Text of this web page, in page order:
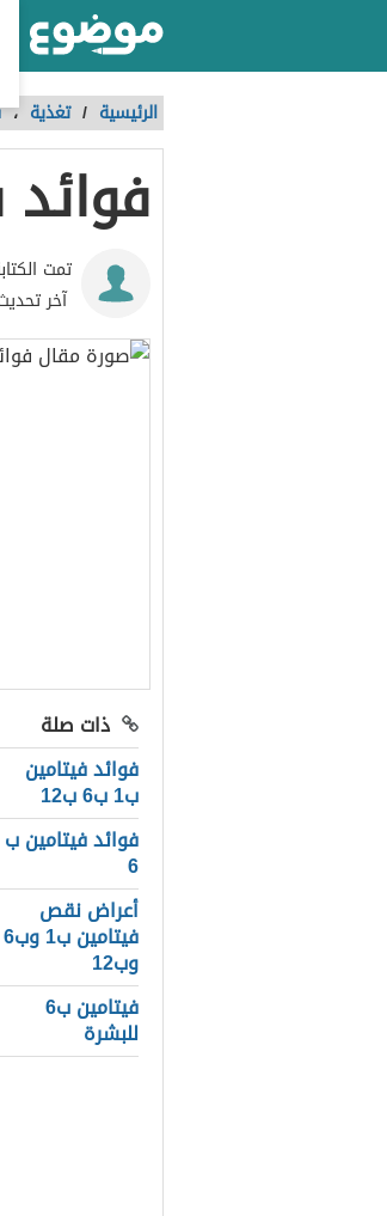
الرئيسية / تغذية ،
فوائد
تمت
آخر
ذات صلة
فوائد فيتامين
ب1 ب6 ب12
فوائد فيتامين ب
6
أعراض نقص
فيتامين ب1 وب6
وب12
فيتامين ب6
للبشرة